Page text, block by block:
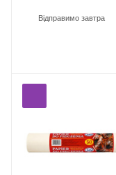
Відправимо завтра